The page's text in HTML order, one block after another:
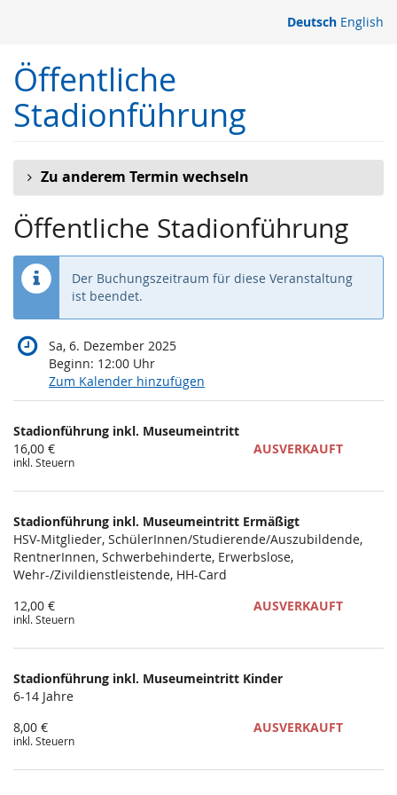
springen
Deutsch English
Öffentliche
Stadionführung
Zu anderem Termin wechseln
Öffentliche Stadionführung
Der Buchungszeitraum für diese Veranstaltung
ist beendet.
Sa, 6. Dezember 2025
Beginn: 12:00 Uhr
Zum Kalender hinzufügen
Produkte
Unkategorisierte
Produkte
Stadionführung inkl. Museumeintritt
16,00 €
inkl. Steuern
AUSVERKAUFT
Stadionführung inkl. Museumeintritt Ermäßigt
HSV-Mitglieder, SchülerInnen/Studierende/Auszubildende,
RentnerInnen, Schwerbehinderte, Erwerbslose,
Wehr-/Zivildienstleistende, HH-Card
12,00 €
inkl. Steuern
AUSVERKAUFT
Stadionführung inkl. Museumeintritt Kinder
6-14 Jahre
8,00 €
inkl. Steuern
AUSVERKAUFT